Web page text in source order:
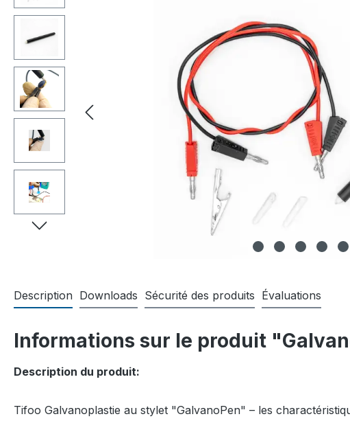
Description Downloads Sécurité des produits Évaluations
Informations sur le produit
Description du produit:
Tifoo Galvanoplastie au stylet "GalvanoPen" – les